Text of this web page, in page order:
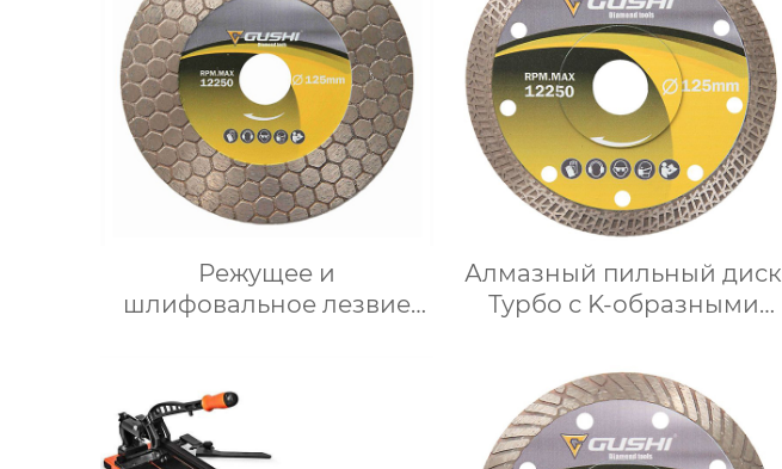
Режущее и
шлифовальное лезвие
Алмазный пильный диск
Турбо с K-образными